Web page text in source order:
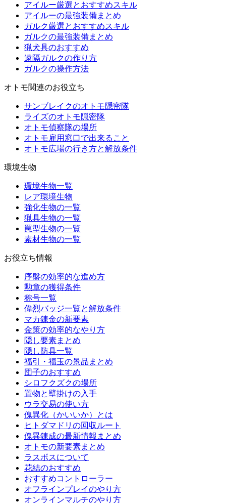
アイルー厳選とおすすめスキル
アイルーの最強装備まとめ
ガルク厳選とおすすめスキル
ガルクの最強装備まとめ
猟犬具のおすすめ
遠隔ガルクの作り方
ガルクの操作方法
オトモ関連のお役立ち
サンブレイクのオトモ隠密隊
ライズのオトモ隠密隊
オトモ偵察隊の場所
オトモ雇用窓口で出来ること
オトモ広場の行き方と解放条件
環境生物
環境生物一覧
レア環境生物
強化生物の一覧
猟具生物の一覧
罠型生物の一覧
素材生物の一覧
お役立ち情報
序盤の効率的な進め方
勲章の獲得条件
称号一覧
偉烈バッジ一覧と解放条件
マカ錬金の新要素
金策の効率的なやり方
隠し要素まとめ
隠し防具一覧
福引・福玉の景品まとめ
団子のおすすめ
シロフクズクの場所
置物と壁掛けの入手
ウラ交易の使い方
傀異化（かいいか）とは
ヒトダマドリの回収ルート
傀異錬成の最新情報まとめ
オトモの新要素まとめ
ラスボスについて
花結のおすすめ
おすすめコントローラー
オフラインプレイのやり方
オンラインマルチのやり方